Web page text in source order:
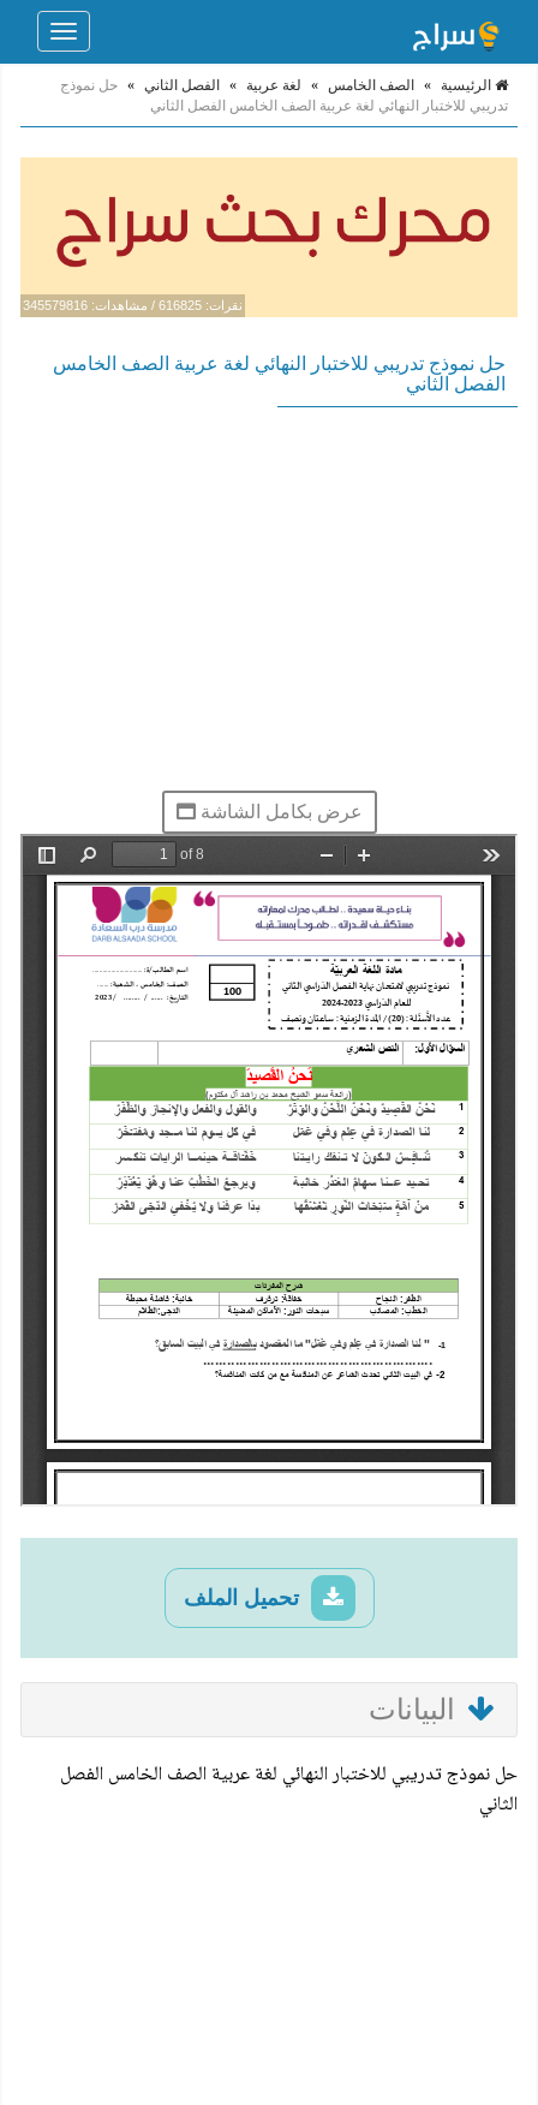
Toggle
الرئيسية » الصف الخامس » لغة عربية » الفصل الثاني » حل نموذج
تدريبي للاختبار النهائي لغة عربية الصف الخامس الفصل الثاني
نقرات: 616825 / مشاهدات: 345579816
حل نموذج تدريبي للاختبار النهائي لغة عربية الصف الخامس
الفصل الثاني
عرض بكامل الشاشة
تحميل الملف
البيانات
حل نموذج تدريبي للاختبار النهائي لغة عربية الصف الخامس الفصل
الثاني